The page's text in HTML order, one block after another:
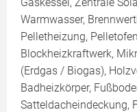
Warmwasser,
Pelletheizung,
Blockheizkraftwerk,
(Erdgas / Biogas),
Badheizkörper,
Satteldacheindeckung,